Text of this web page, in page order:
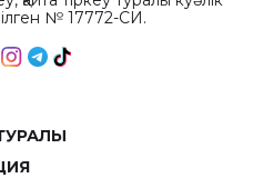
№ 17772-СИ.